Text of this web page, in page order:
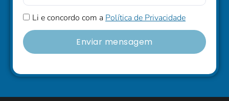
Li e concordo com a Política de Privacidade
Enviar mensagem